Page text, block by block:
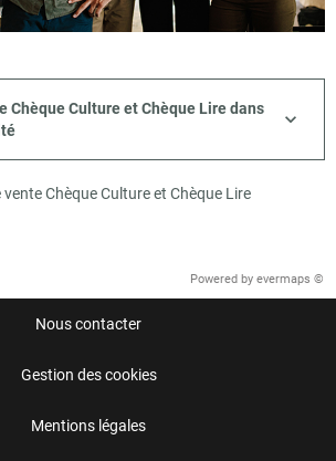
Chèque Culture et Chèque Lire dans
Chèque Culture et Chèque Lire
Powered by evermaps ©
Nous contacter
Gestion des cookies
Mentions légales